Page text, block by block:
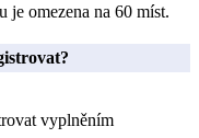
je omezena na 60 míst.
vyplněním